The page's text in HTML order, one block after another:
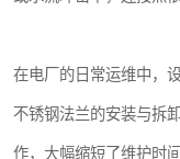
在电厂的日常运维中，
不锈钢法兰的安装与拆
作，大幅缩短了维护时